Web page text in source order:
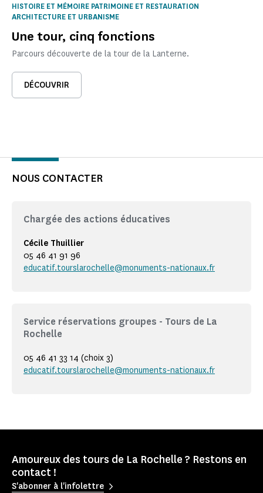
Une tour, cinq fonctions
HISTOIRE ET MÉMOIRE PATRIMOINE ET RESTAURATION
ARCHITECTURE ET URBANISME
Parcours découverte de la tour de la Lanterne.
DÉCOUVRIR
NOUS CONTACTER
Chargée des actions éducatives
Cécile Thuillier
05 46 41 91 96
educatif.tourslarochelle@monuments-nationaux.fr
Service réservations groupes - Tours de La
Rochelle
05 46 41 33 14 (choix 3)
educatif.tourslarochelle@monuments-nationaux.fr
Amoureux des tours de La Rochelle ? Restons en
contact !
S'abonner à l'infolettre